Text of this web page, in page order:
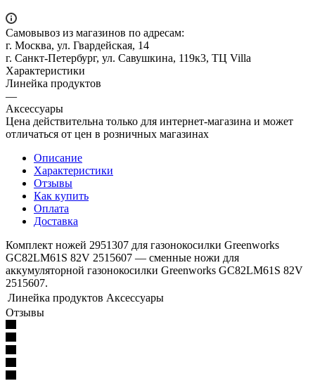
Самовывоз из магазинов по адресам:
г. Москва, ул. Гвардейская, 14
г. Санкт-Петербург, ул. Савушкина, 119к3, ТЦ Villa
Характеристики
Линейка продуктов
—
Аксессуары
Цена действительна только для интернет-магазина и может
отличаться от цен в розничных магазинах
Описание
Характеристики
Отзывы
Как купить
Оплата
Доставка
Комплект ножей 2951307 для газонокосилки Greenworks
GC82LM61S 82V 2515607 — сменные ножи для
аккумуляторной газонокосилки Greenworks GC82LM61S 82V
2515607.
Линейка продуктов Аксессуары
Отзывы